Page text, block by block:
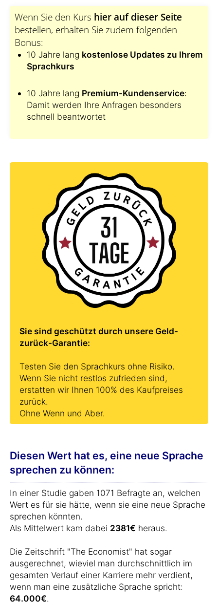
Wenn Sie den Kurs hier auf dieser Seite
bestellen, erhalten Sie zudem folgenden
Bonus:
10 Jahre lang kostenlose Updates zu Ihrem
Sprachkurs
10 Jahre lang Premium-Kundenservice:
Damit werden Ihre Anfragen besonders
schnell beantwortet
Sie sind geschützt durch unsere Geld-
zurück-Garantie:
Testen Sie den Sprachkurs ohne Risiko.
Wenn Sie nicht restlos zufrieden sind,
erstatten wir Ihnen 100% des Kaufpreises
zurück.
Ohne Wenn und Aber.
Diesen Wert hat es, eine neue Sprache
sprechen zu können:
In einer Studie gaben 1071 Befragte an, welchen
Wert es für sie hätte, wenn sie eine neue Sprache
sprechen könnten.
Als Mittelwert kam dabei 2381€ heraus.
Die Zeitschrift "The Economist" hat sogar
ausgerechnet, wieviel man durchschnittlich im
gesamten Verlauf einer Karriere mehr verdient,
wenn man eine zusätzliche Sprache spricht:
64.000€.